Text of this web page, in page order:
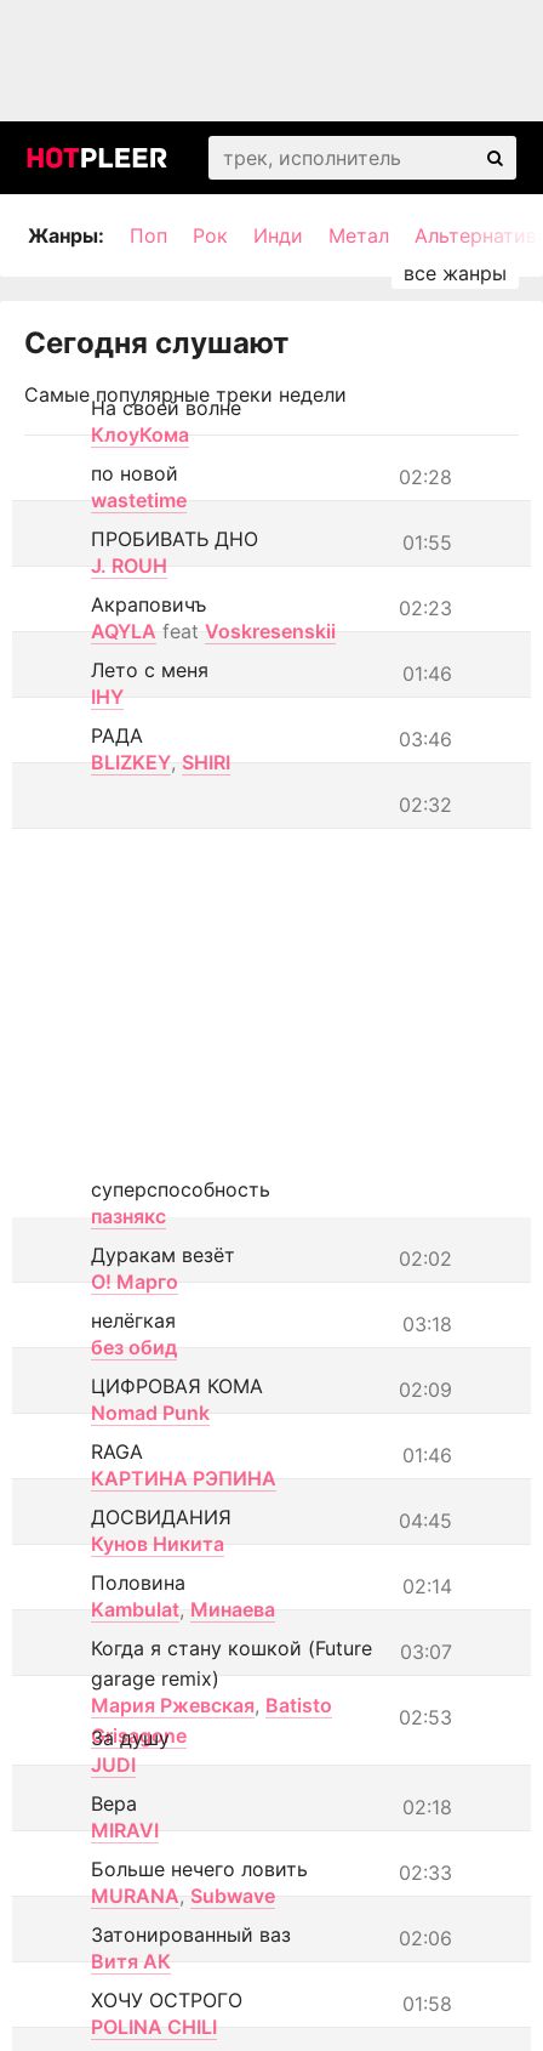
Жанры: Поп Рок Инди Метал
Сегодня слушают
Самые популярные треки недели
На своей волне
КлоуКома
02:28
по новой
wastetime
01:55
ПРОБИВАТЬ ДНО
J. ROUH
02:23
Акраповичъ
AQYLA feat Voskresenskii
01:46
Лето с меня
IHY
03:46
РАДА
BLIZKEY, SHIRI
02:32
суперспособность
пазнякс
02:02
Дуракам везёт
О! Марго
03:18
нелёгкая
без обид
02:09
ЦИФРОВАЯ КОМА
Nomad Punk
01:46
RAGA
КАРТИНА РЭПИНА
04:45
ДОСВИДАНИЯ
Кунов Никита
02:14
Половина
Kambulat, Минаева
03:07
Когда я стану кошкой (Future
garage remix)
Мария Ржевская, Batisto
Grisagone
02:53
За душу
JUDI
02:18
Вера
MIRAVI
02:33
Больше нечего ловить
MURANA, Subwave
02:06
Затонированный ваз
Витя АК
01:58
ХОЧУ ОСТРОГО
POLINA CHILI